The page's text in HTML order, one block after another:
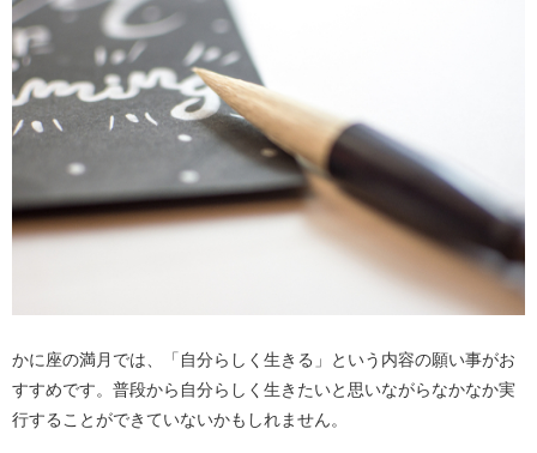
かに座の満月では、「自分らしく生きる」という内容の願い事がお
すすめです。普段から自分らしく生きたいと思いながらなかなか実
行することができていないかもしれません。